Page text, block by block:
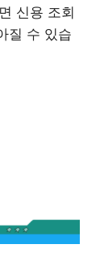
신용 조회
질 수 있습